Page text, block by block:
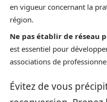
en vigueur concernant la
région.
Ne pas établir de réseau
est essentiel pour
associations de
Évitez de vous